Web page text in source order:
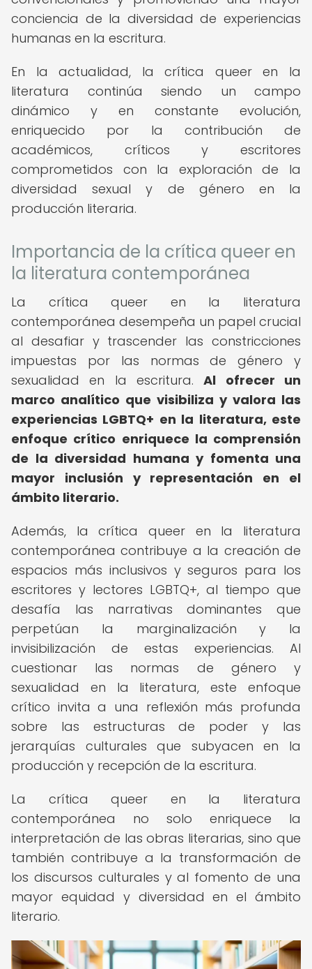
conciencia de la diversidad de experiencias
humanas en la escritura.
En la actualidad, la crítica queer en la
literatura continúa siendo un campo
dinámico y en constante evolución,
enriquecido por la contribución de
académicos, críticos y escritores
comprometidos con la exploración de la
diversidad sexual y de género en la
producción literaria.
Importancia de la crítica queer en
la literatura contemporánea
La crítica queer en la literatura
contemporánea desempeña un papel crucial
al desafiar y trascender las constricciones
impuestas por las normas de género y
sexualidad en la escritura.Al ofrecer un
marco analítico que visibiliza y valora las
experiencias LGBTQ+ en la literatura, este
enfoque crítico enriquece la comprensión
de la diversidad humana y fomenta una
mayor inclusión y representación en el
ámbito literario.
Además, la crítica queer en la literatura
contemporánea contribuye a la creación de
espacios más inclusivos y seguros para los
escritores y lectores LGBTQ+, al tiempo que
desafía las narrativas dominantes que
perpetúan la marginalización y la
invisibilización de estas experiencias. Al
cuestionar las normas de género y
sexualidad en la literatura, este enfoque
crítico invita a una reflexión más profunda
sobre las estructuras de poder y las
jerarquías culturales que subyacen en la
producción y recepción de la escritura.
La crítica queer en la literatura
contemporánea no solo enriquece la
interpretación de las obras literarias, sino que
también contribuye a la transformación de
los discursos culturales y al fomento de una
mayor equidad y diversidad en el ámbito
literario.